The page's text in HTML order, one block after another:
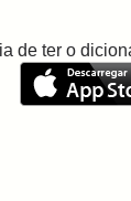
de ter o